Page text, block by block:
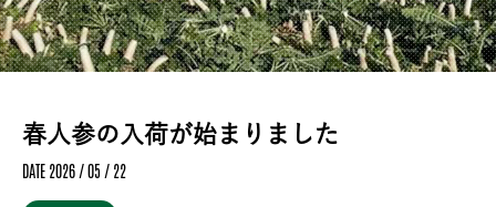
春人参の入荷が始まりました
DATE 2026 / 05 / 22